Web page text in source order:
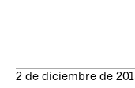
2 de diciembre de